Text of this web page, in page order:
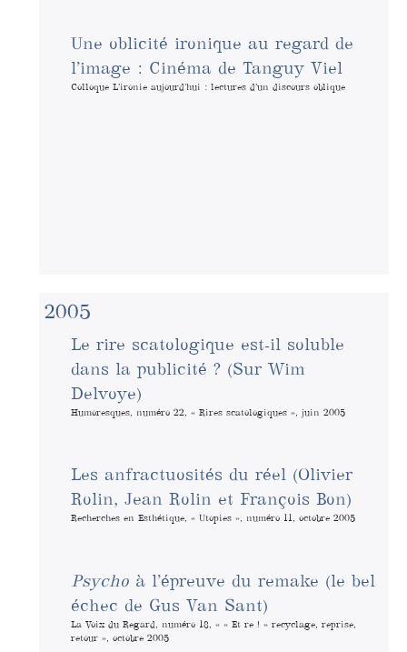
Une oblicité ironique au regard de
l’image : Cinéma de Tanguy Viel
Colloque L’ironie aujourd’hui : lectures d’un discours oblique
2005
Le rire scatologique est-il soluble
dans la publicité ? (Sur Wim
Delvoye)
Humoresques, numéro 22, « Rires scatologiques », juin 2005
Les anfractuosités du réel (Olivier
Rolin, Jean Rolin et François Bon)
Recherches en Esthétique, « Utopies », numéro 11, octobre 2005
Psychoà l’épreuve du remake (le bel
échec de Gus Van Sant)
La Voix du Regard, numéro 18, « « Et re ! » recyclage, reprise,
retour », octobre 2005